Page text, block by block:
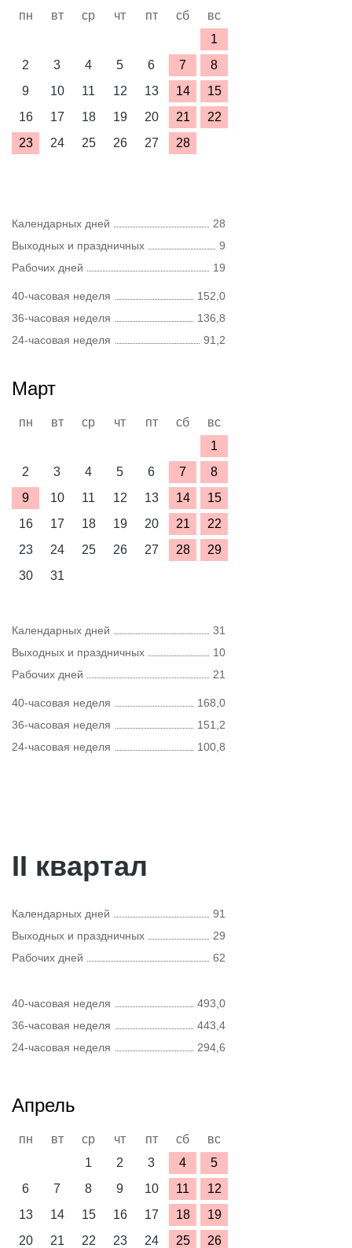
пн вт ср чт пт сб
вс
1
2
3 4 5 6 7
8
9
10 11 12 13 14
15
16
17 18 19 20 21
22
23
24 25 26 27 28
Календарных дней
28
Выходных и праздничных
9
Рабочих дней
19
40-часовая неделя
152,0
36-часовая неделя
136,8
24-часовая неделя
91,2
Март
пн вт ср чт пт сб
вс
1
2
3 4 5 6 7
8
9
10 11 12 13 14
15
16
17 18 19 20 21
22
23
24 25 26 27 28
29
30
31
Календарных дней
31
Выходных и праздничных
10
Рабочих дней
21
40-часовая неделя
168,0
36-часовая неделя
151,2
24-часовая неделя
100,8
II квартал
Календарных дней
91
Выходных и праздничных
29
Рабочих дней
62
40-часовая неделя
493,0
36-часовая неделя
443,4
24-часовая неделя
294,6
Апрель
пн вт ср чт пт сб
вс
1
2 3 4
5
6
7 8 9 10 11
12
13
14 15 16 17 18
19
20
21 22 23 24 25
26